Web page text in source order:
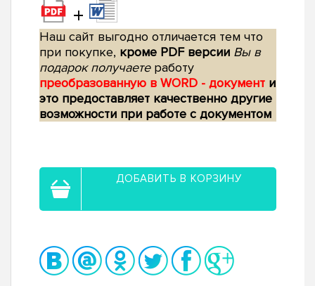
+
Наш сайт выгодно отличается тем что
при покупке, кроме PDF версии Вы в
подарок получаетеработу
преобразованную в WORD - документ и
это предоставляет качественно другие
возможности при работе с документом
ДОБАВИТЬ В КОРЗИНУ